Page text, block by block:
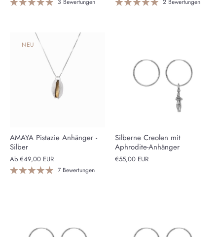
3 Bewertungen 2 Bewertungen
NEU
AMAYA Pistazie Anhänger -
Silber
Ab €49,00 EUR
7 Bewertungen
Silberne Creolen mit
Aphrodite-Anhänger
€55,00 EUR